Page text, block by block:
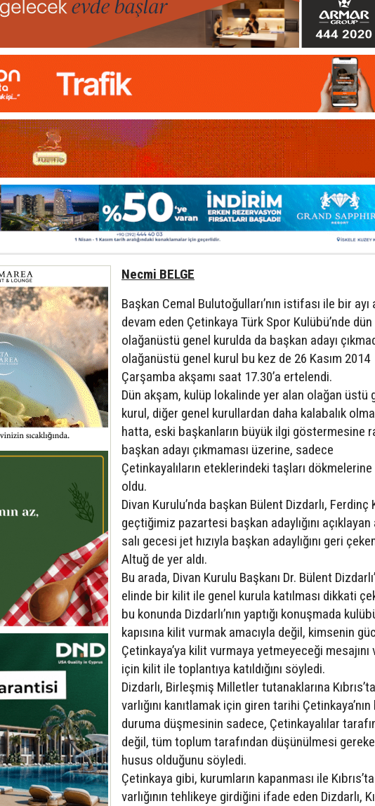
Necmi BELGE
Başkan Cemal Bulutoğulları’nın istifası ile bir ayı
devam eden Çetinkaya Türk Spor Kulübü’nde
olağanüstü genel kurulda da başkan adayı
olağanüstü genel kurul bu kez de 26 Kasım 2014
Çarşamba akşamı saat 17.30’a ertelendi.
Dün akşam, kulüp lokalinde yer alan olağan üstü
kurul, diğer genel kurullardan daha kalabalık
hatta, eski başkanların büyük ilgi göstermesine
başkan adayı çıkmaması üzerine, sadece
Çetinkayalıların eteklerindeki taşları
oldu.
Divan Kurulu’nda başkan Bülent Dizdarlı, Ferdinç
geçtiğimiz pazartesi başkan adaylığını açıklayan
salı gecesi jet hızıyla başkan adaylığını geri
Altuğ de yer aldı.
Bu arada, Divan Kurulu Başkanı Dr. Bülent
elinde bir kilit ile genel kurula katılması dikkati
bu konunda Dizdarlı’nın yaptığı konuşmada
kapısına kilit vurmak amacıyla değil, kimsenin
Çetinkaya’ya kilit vurmaya yetmeyeceği mesajını
için kilit ile toplantıya katıldığını söyledi.
Dizdarlı, Birleşmiş Milletler tutanaklarına
varlığını kanıtlamak için giren tarihi Çetinkaya’nın
duruma düşmesinin sadece, Çetinkayalılar
değil, tüm toplum tarafından düşünülmesi
husus olduğunu söyledi.
Çetinkaya gibi, kurumların kapanması ile
varlığının tehlikeye girdiğini ifade eden Dizdarlı,